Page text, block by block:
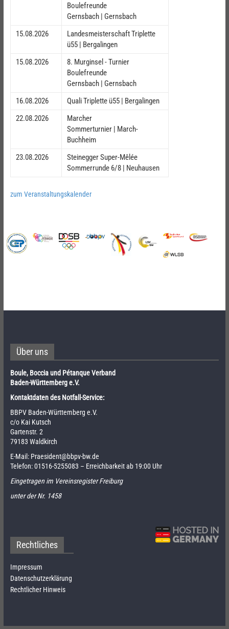
Boulefreunde
Gernsbach | Gernsbach
15.08.2026
Landesmeisterschaft Triplette
ü55 | Bergalingen
15.08.2026
8. Murginsel - Turnier
Boulefreunde
Gernsbach | Gernsbach
16.08.2026
Quali Triplette ü55 | Bergalingen
22.08.2026
Marcher
Sommerturnier | March-
Buchheim
23.08.2026
Steinegger Super-Mêlée
Sommerrunde 6/8 | Neuhausen
zum Veranstaltungskalender
Über uns
Boule, Boccia und Pétanque Verband
Baden-Württemberg e.V.
Kontaktdaten des Notfall-Service:
BBPV Baden-Württemberg e.V.
c/o Kai Kutsch
Gartenstr. 2
79183 Waldkirch
E-Mail: Praesident@bbpv-bw.de
Telefon:01516-5255083 – Erreichbarkeit ab 19:00 Uhr
Eingetragen im Vereinsregister Freiburg
unter der Nr. 1458
Rechtliches
Impressum
Datenschutzerklärung
Rechtlicher Hinweis